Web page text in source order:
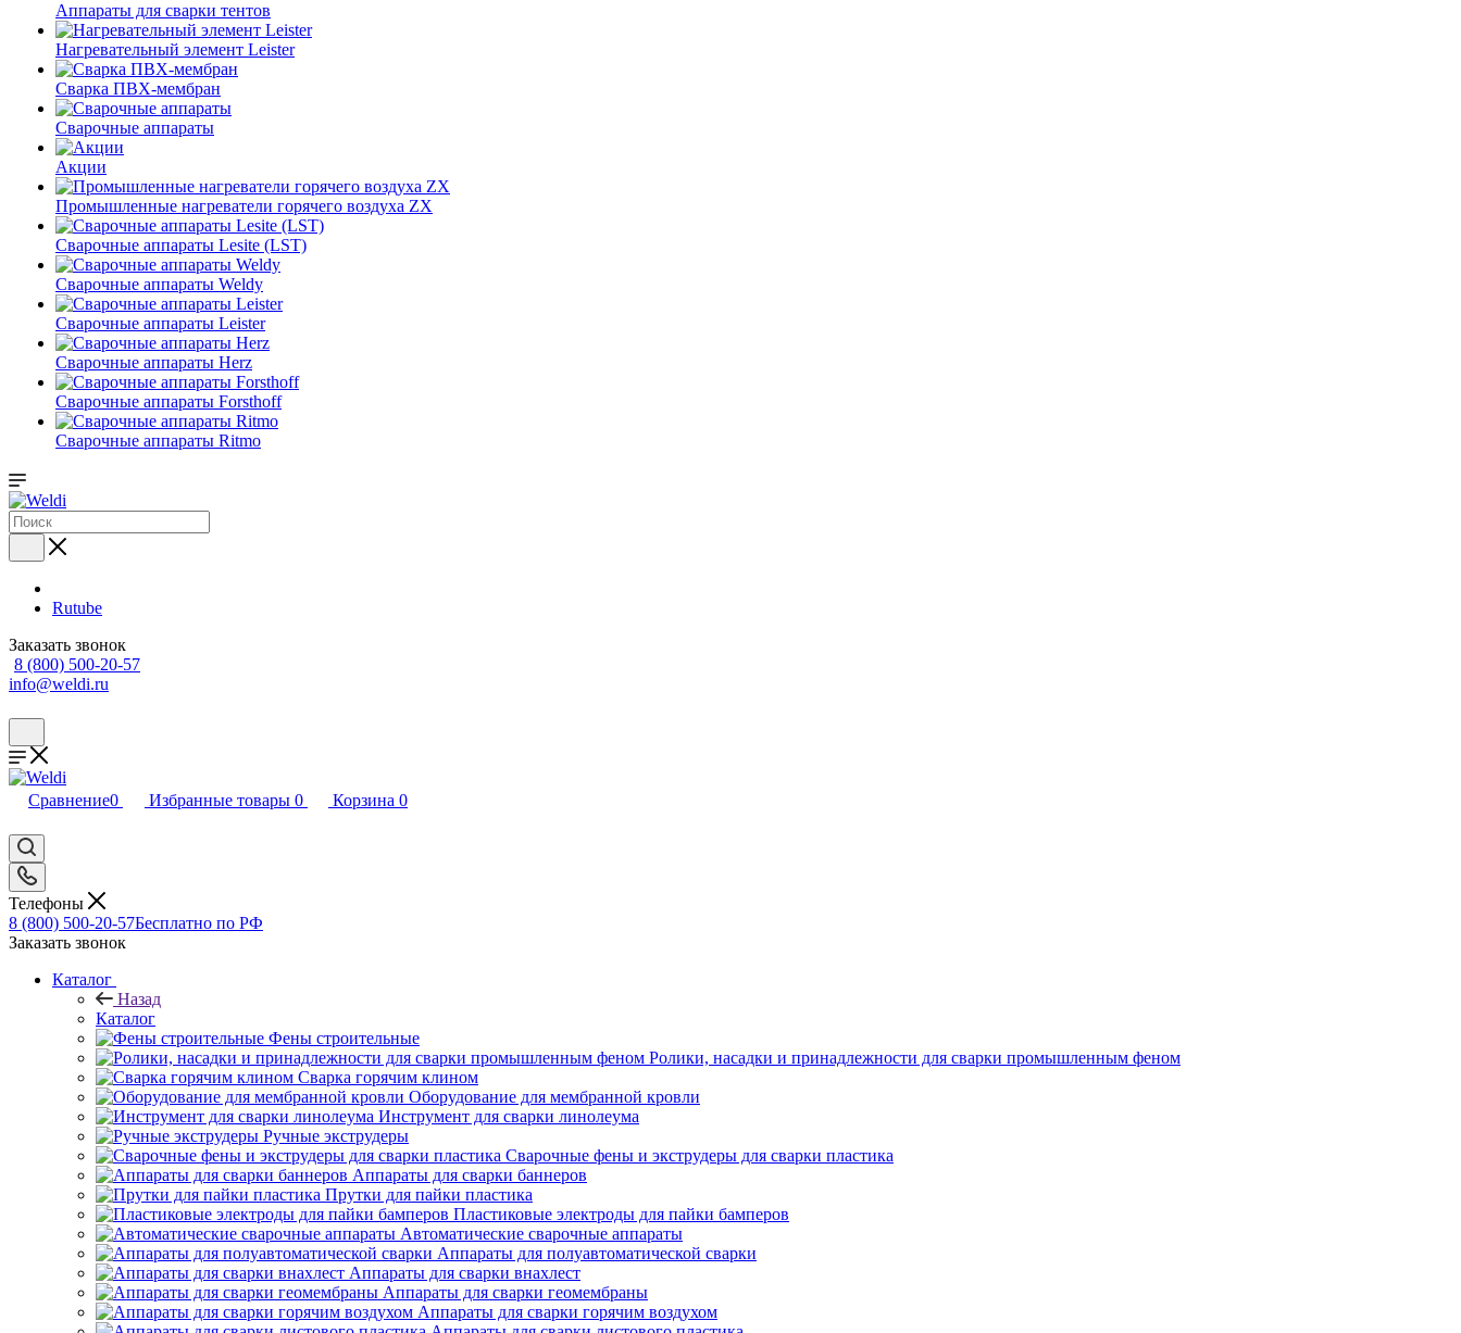
Аппараты для сварки тентов
Нагревательный элемент Leister
Сварка ПВХ-мембран
Сварочные аппараты
Акции
Промышленные нагреватели горячего воздуха ZX
Сварочные аппараты Lesite (LST)
Сварочные аппараты Weldy
Сварочные аппараты Leister
Сварочные аппараты Herz
Сварочные аппараты Forsthoff
Сварочные аппараты Ritmo
Rutube
Заказать звонок
8 (800) 500-20-57
info@weldi.ru
Сравнение0 Избранные товары 0 Корзина 0
Телефоны
8 (800) 500-20-57Бесплатно по РФ
Заказать звонок
Каталог
Назад
Каталог
Фены строительные
Ролики, насадки и принадлежности для сварки промышленным феном
Сварка горячим клином
Оборудование для мембранной кровли
Инструмент для сварки линолеума
Ручные экструдеры
Сварочные фены и экструдеры для сварки пластика
Аппараты для сварки баннеров
Прутки для пайки пластика
Пластиковые электроды для пайки бамперов
Автоматические сварочные аппараты
Аппараты для полуавтоматической сварки
Аппараты для сварки внахлест
Аппараты для сварки геомембраны
Аппараты для сварки горячим воздухом